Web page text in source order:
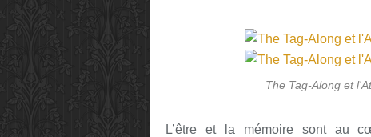
The Tag-Along et
L’être et la mémoire sont au